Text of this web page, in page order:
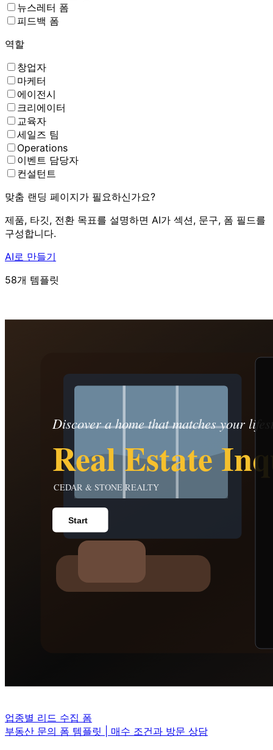
뉴스레터 폼
피드백 폼
역할
창업자
마케터
에이전시
크리에이터
교육자
세일즈 팀
Operations
이벤트 담당자
컨설턴트
맞춤 랜딩 페이지가 필요하신가요?
제품, 타깃, 전환 목표를 설명하면 AI가 섹션, 문구, 폼 필드를
구성합니다.
AI로 만들기
58개 템플릿
업종별 리드 수집 폼
부동산 문의 폼 템플릿 | 매수 조건과 방문 상담